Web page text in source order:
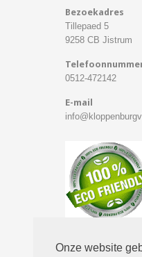
Onze website
Bezoekadres
Tillepaed 5
9258 CB Jistrum
0512-472142
E-mail